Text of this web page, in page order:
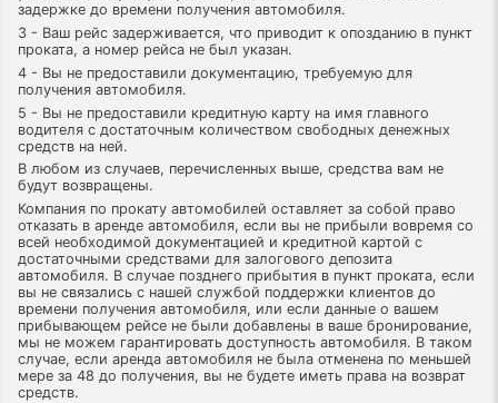
задержке до времени получения автомобиля.
3 - Ваш рейс задерживается, что приводит к опозданию в пункт
проката, а номер рейса не был указан.
4 - Вы не предоставили документацию, требуемую для
получения автомобиля.
5 - Вы не предоставили кредитную карту на имя главного
водителя с достаточным количеством свободных денежных
средств на ней.
В любом из случаев, перечисленных выше, средства вам не
будут возвращены.
Компания по прокату автомобилей оставляет за собой право
отказать в аренде автомобиля, если вы не прибыли вовремя со
всей необходимой документацией и кредитной картой с
достаточными средствами для залогового депозита
автомобиля. В случае позднего прибытия в пункт проката, если
вы не связались с нашей службой поддержки клиентов до
времени получения автомобиля, или если данные о вашем
прибывающем рейсе не были добавлены в ваше бронирование,
мы не можем гарантировать доступность автомобиля. В таком
случае, если аренда автомобиля не была отменена по меньшей
мере за 48 до получения, вы не будете иметь права на возврат
средств.